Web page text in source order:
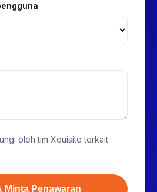
oleh tim Xquisite terkait
Minta Penawaran